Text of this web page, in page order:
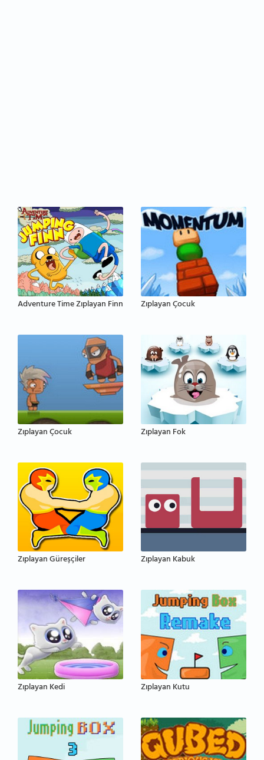
Adventure Time Zıplayan Finn Zıplayan Çocuk
Zıplayan Çocuk Zıplayan Fok
Zıplayan Güreşçiler Zıplayan Kabuk
Zıplayan Kedi Zıplayan Kutu